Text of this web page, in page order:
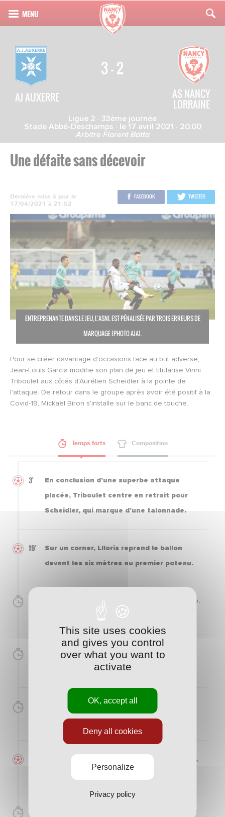
AJ AUXERRE
3 - 2
AS NANCY
LORRAINE
Ligue 2 · 33ème journée
Stade Abbé-Deschamps · le 17 avril 2021 · 20:00
Arbitre Florent Batta
Une défaite sans décevoir
Dernière mise à jour le
17/04/2021 à 21:52
FACEBOOK TWEETER
ENTREPRENANTE DANS LE JEU, L’ASNL EST PÉNALISÉE PAR TROIS ERREURS DE
MARQUAGE (PHOTO AJA).
Pour se créer davantage d'occasions face au but adverse,
Jean-Louis Garcia modifie son plan de jeu et titularise Vinni
Triboulet aux côtés d'Aurélien Scheidler à la pointe de
l'attaque. De retour dans le groupe après avoir été positif à la
Covid-19, Mickaël Biron s'installe sur le banc de touche.
Temps forts Composition
3' En conclusion d'une superbe attaque
placée, Triboulet centre en retrait pour
Scheidler, qui marque d'une talonnade.
19' Sur un corner, Llloris reprend le ballon
devant les six mètres au premier poteau.
Sur une remise de Hein, Sakhi frappe de volée.
Constant est idéalement placé.
Autret réussit à frapper du gauche dans la
surface. Le ballon passe juste au-dessus.
Constant plonge et stoppe une frappe à ras
de terre de Sakhi.
Sur un nouveau corner au premier poteau,
42' Wooh se jette pour éviter le troisième but sur
This site uses cookies
and gives you control
over what you want to
activate
OK, accept all
Deny all cookies
Personalize
Privacy policy